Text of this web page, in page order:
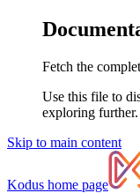
Fetch the
Use this file to
exploring further.
Skip to main content
Kodus home page